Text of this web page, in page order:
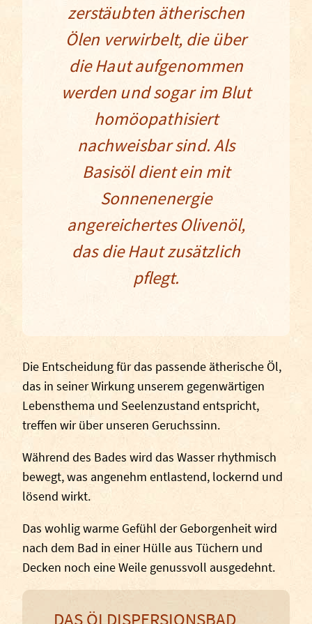
zerstäubten ätherischen
Ölen verwirbelt, die über
die Haut aufgenommen
werden und sogar im Blut
homöopathisiert
nachweisbar sind. Als
Basisöl dient ein mit
Sonnenenergie
angereichertes Olivenöl,
das die Haut zusätzlich
pflegt.
Die Entscheidung für das passende ätherische Öl,
das in seiner Wirkung unserem gegenwärtigen
Lebensthema und Seelenzustand entspricht,
treffen wir über unseren Geruchssinn.
Während des Bades wird das Wasser rhythmisch
bewegt, was angenehm entlastend, lockernd und
lösend wirkt.
Das wohlig warme Gefühl der Geborgenheit wird
nach dem Bad in einer Hülle aus Tüchern und
Decken noch eine Weile genussvoll ausgedehnt.
DAS ÖLDISPERSIONSBAD